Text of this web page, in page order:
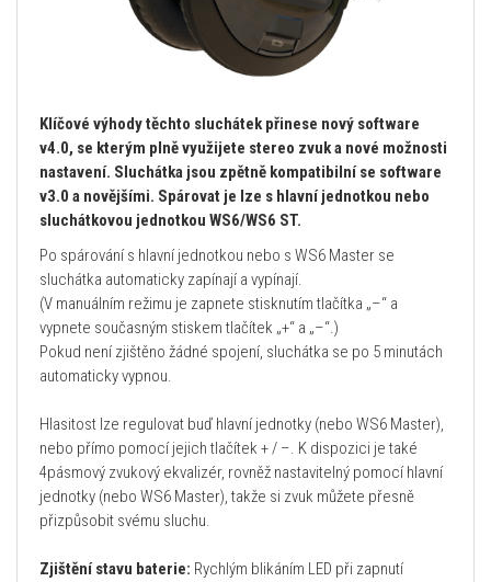
Klíčové výhody těchto sluchátek přinese nový software
v4.0, se kterým plně využijete stereo zvuk a nové možnosti
nastavení. Sluchátka jsou zpětně kompatibilní se software
v3.0 a novějšími. Spárovat je lze s hlavní jednotkou nebo
sluchátkovou jednotkou WS6/WS6 ST.
Po spárování s hlavní jednotkou nebo s WS6 Master se
sluchátka automaticky zapínají a vypínají.
(V manuálním režimu je zapnete stisknutím tlačítka „–“ a
vypnete současným stiskem tlačítek „+“ a „–“.)
Pokud není zjištěno žádné spojení, sluchátka se po 5 minutách
automaticky vypnou.
Hlasitost lze regulovat buď hlavní jednotky (nebo WS6 Master),
nebo přímo pomocí jejich tlačítek + / –. K dispozici je také
4pásmový zvukový ekvalizér, rovněž nastavitelný pomocí hlavní
jednotky (nebo WS6 Master), takže si zvuk můžete přesně
přizpůsobit svému sluchu.
Zjištění stavu baterie: Rychlým blikáním LED při zapnutí